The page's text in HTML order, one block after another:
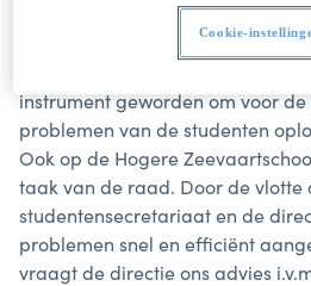
ons aanreikten. Wij zorgen er
persoon deze informatie
instrument geworden om voor
problemen van de studenten
Ook op de Hogere
taak van de raad. Door de vlotte
studentensecretariaat en de
problemen snel en efficiënt
vraagt de directie ons advies
Cookie-